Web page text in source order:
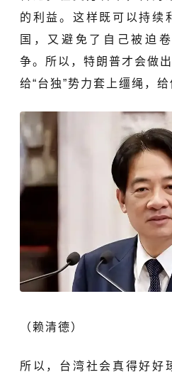
的利益。这样既可以持续
国，又避免了自己被迫
争。所以，特朗普才会做
给“台独”势力套上缰绳，给
（赖清德）
所以，台湾社会真得好好